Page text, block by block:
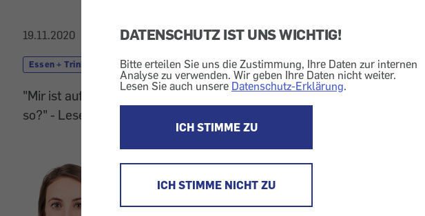
DATENSCHUTZ IST UNS WICHTIG!
Bitte erteilen Sie uns die Zustimmung, Ihre Daten zur internen
Analyse zu verwenden. Wir geben Ihre Daten nicht weiter.
Lesen Sie auch unsere Datenschutz-Erklärung.
ICH STIMME ZU
ICH STIMME NICHT ZU
19.11.2020
Essen + Trinken Obst Joghurt
"Mir ist aufgefallen, dass Naturjoghurt mit frischer Kiwi bitter
so?" - Leser fragen und unsere Experten geben Antwort - hier Teresa